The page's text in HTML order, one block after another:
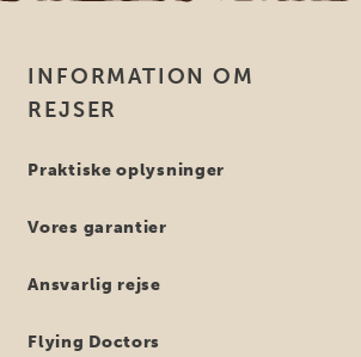
INFORMATION OM
REJSER
Praktiske oplysninger
Vores garantier
Ansvarlig rejse
Flying Doctors